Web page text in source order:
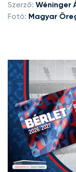
Szerző: Wéninger
Fotó: Magyar